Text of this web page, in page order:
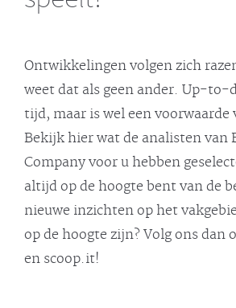
Ontwikkelingen volgen zich
weet dat als geen ander. Up-to-
tijd, maar is wel een voorwaarde
Bekijk hier wat de analisten van
Company voor u hebben
altijd op de hoogte bent van de
nieuwe inzichten op het
op de hoogte zijn? Volg ons dan
en scoop.it!